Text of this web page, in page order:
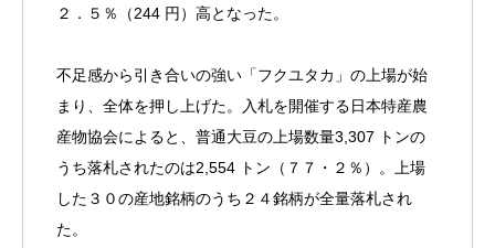
２．５％（244 円）高となった。
不足感から引き合いの強い「フクユタカ」の上場が始
まり、全体を押し上げた。入札を開催する日本特産農
産物協会によると、普通大豆の上場数量3,307 トンの
うち落札されたのは2,554 トン（７７・２％）。上場
した３０の産地銘柄のうち２４銘柄が全量落札され
た。